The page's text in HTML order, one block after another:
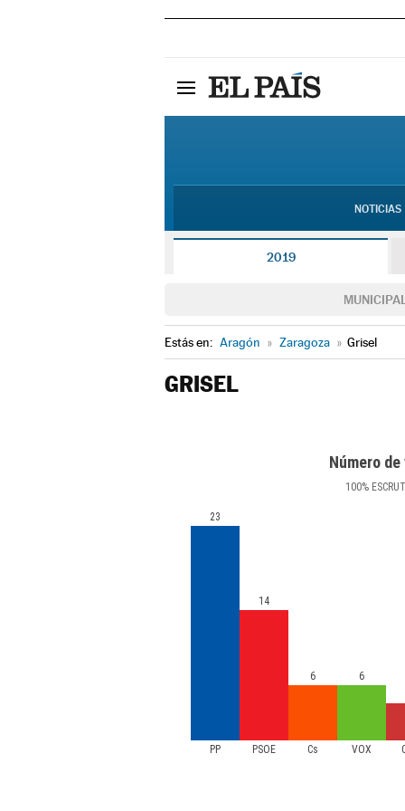
NOTICIAS
2019
Estás en: Aragón » Zaragoza » Grisel
GRISEL
Número
100%
PP PSOE Cs VOX
23
14
6
6